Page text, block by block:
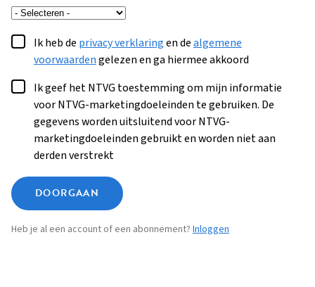
Ik heb de privacy verklaringen dealgemene
voorwaardengelezen en ga hiermee akkoord
Ik geef het NTVG toestemming om mijn informatie
voor NTVG-marketingdoeleinden te gebruiken. De
gegevens worden uitsluitend voor NTVG-
marketingdoeleinden gebruikt en worden niet aan
derden verstrekt
DOORGAAN
Heb je al een account of een abonnement? Inloggen